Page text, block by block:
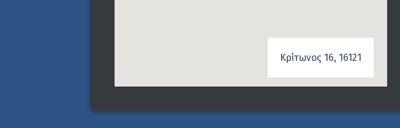
Κρίτωνος 16, 16121